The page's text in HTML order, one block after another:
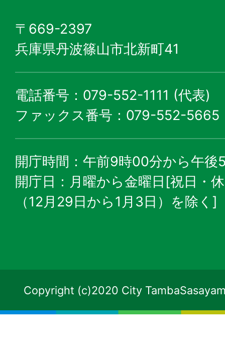
〒669-2397
兵庫県丹波篠山市北新町41
電話番号：079-552-1111 (代表)
ファックス番号：079-552-5665
開庁時間：午前9時00分から午後
開庁日：月曜から金曜日[祝日・
（12月29日から1月3日）を除く]
Copyright (c)2020 City